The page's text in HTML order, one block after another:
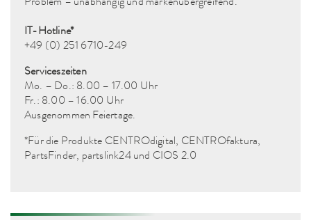
Problem – unabhängig und markenübergreifend.
IT-Hotline*
+49 (0) 251 6710-249
Serviceszeiten
Mo. – Do.: 8.00 – 17.00 Uhr
Fr.: 8.00 – 16.00 Uhr
Ausgenommen Feiertage.
*Für die Produkte CENTROdigital, CENTROfaktura,
PartsFinder, partslink24 und CIOS 2.0